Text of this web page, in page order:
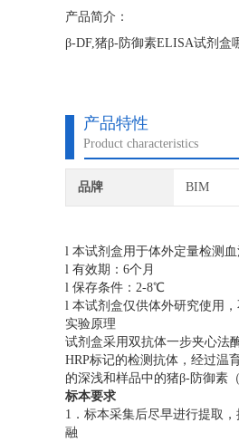
产品简介：
β-DF,猪β-防御素ELISA试剂盒
产品特性
Product characteristics
品牌 BIM
l 本试剂盒用于体外定量检测
l 有效期：6个月
l 保存条件：2-8℃
l 本试剂盒仅供体外研究使用
实验原理
试剂盒采用双抗体一步夹心法
HRP标记的检测抗体，经过温
的深浅和样品中的猪β-防御素
标本要求
1．标本采集后尽早进行提取
融